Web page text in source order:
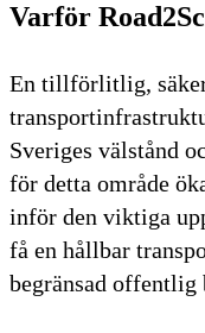
Varför
En tillförlitlig,
Sveriges välstånd
för detta område
inför den viktiga
få en hållbar
begränsad offentlig